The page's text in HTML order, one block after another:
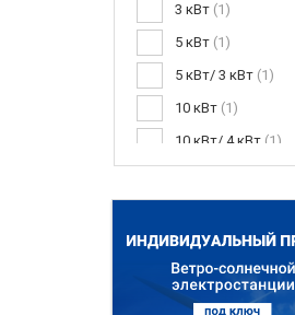
3 кВт 1
5 кВт 1
5 кВт/ 3 кВт 1
10 кВт 1
10 кВт/ 4 кВт 1
20кВт/ 20кВт 1
400/400 Вт 2
600/600 Вт 2